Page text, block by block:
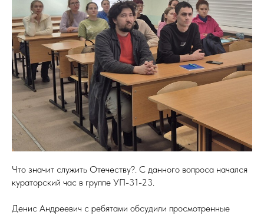
Что значит служить Отечеству?. С данного вопроса начался
кураторский час в группе УП-31-23.
Денис Андреевич с ребятами обсудили просмотренные